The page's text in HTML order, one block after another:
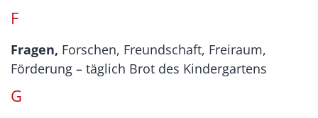
F
Fragen, Forschen, Freundschaft, Freiraum,
Förderung – täglich Brot des Kindergartens
G